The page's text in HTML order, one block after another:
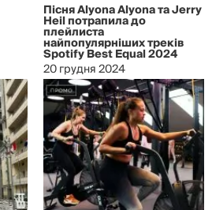
Пісня Alyona Alyona та Jerry
Heil потрапила до
плейлиста
найпопулярніших треків
Spotify Best Equal 2024
20 грудня 2024